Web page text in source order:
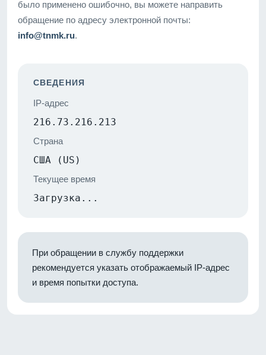
было применено ошибочно, вы можете направить
обращение по адресу электронной почты:
info@tnmk.ru.
СВЕДЕНИЯ
IP-адрес
216.73.216.213
Страна
США (US)
Текущее время
Загрузка...
При обращении в службу поддержки
рекомендуется указать отображаемый IP-адрес
и время попытки доступа.